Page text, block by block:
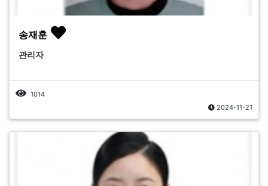
송재훈
관리자
1014
2024-11-21